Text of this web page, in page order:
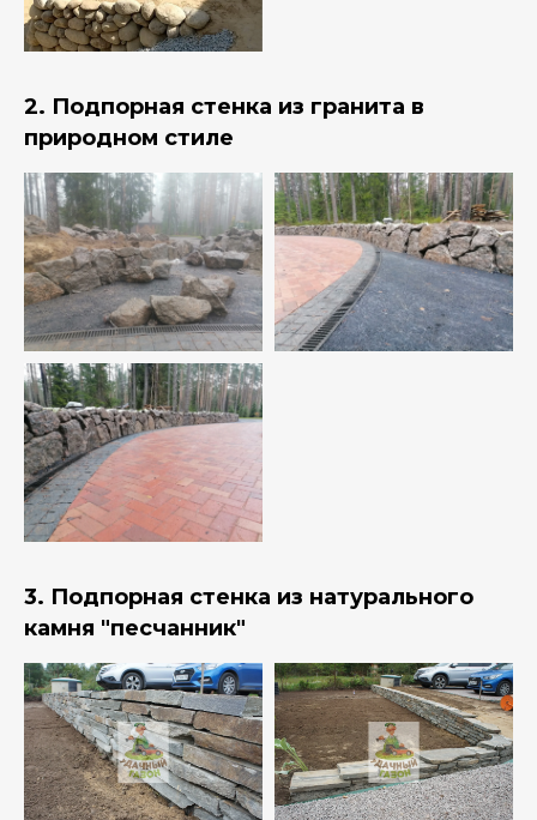
2. Подпорная стенка из гранита в
природном стиле
3. Подпорная стенка из натурального
камня "песчанник"